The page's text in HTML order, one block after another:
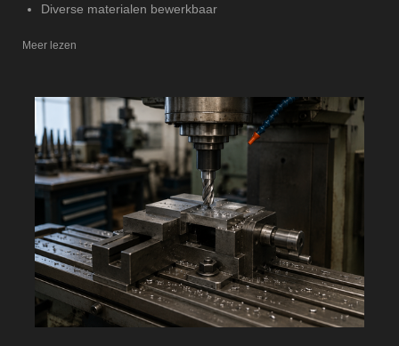
Diverse materialen bewerkbaar
Meer lezen